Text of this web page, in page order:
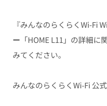
『みんなのらくらくWi-Fi
ー 「HOME L11」の詳細
みてください。
みんなのらくらくWi-Fi 公